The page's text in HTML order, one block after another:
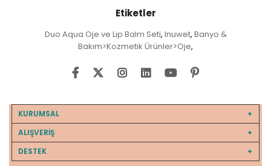
Etiketler
Duo Aqua Oje ve Lip Balm Seti, Inuwet, Banyo &
Bakım>Kozmetik Ürünler>Oje,
KURUMSAL
ALIŞVERİŞ
DESTEK